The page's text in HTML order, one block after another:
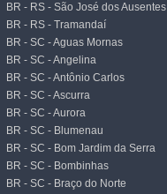
BR - RS - São José dos Ausentes
BR - RS - Tramandaí
BR - SC - Aguas Mornas
BR - SC - Angelina
BR - SC - Antônio Carlos
BR - SC - Ascurra
BR - SC - Aurora
BR - SC - Blumenau
BR - SC - Bom Jardim da Serra
BR - SC - Bombinhas
BR - SC - Braço do Norte